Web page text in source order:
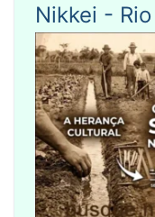
Nikkei -